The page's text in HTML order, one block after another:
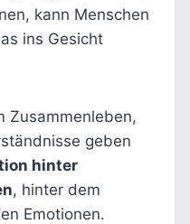
kann Menschen
ins Gesicht
Zusammenleben,
geben
hinter
, hinter dem
Emotionen.